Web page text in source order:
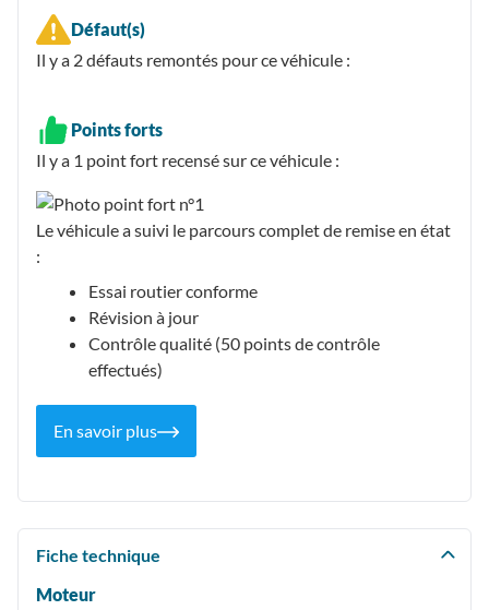
Défaut(s)
Il y a 2défauts remontés pour ce véhicule :
Points forts
Il y a 1 point fort recensésur ce véhicule :
Le véhicule a suivi le parcours complet de remise en état
:
Essai routier conforme
Révision à jour
Contrôle qualité (50 points de contrôle
effectués)
En savoir plus
Fiche technique
Moteur